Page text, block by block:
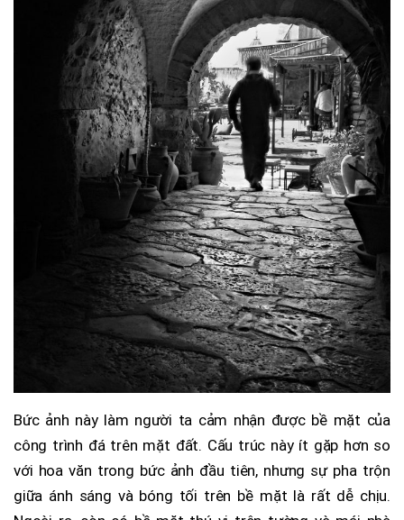
Bức ảnh này làm người ta cảm nhận được bề mặt của
công trình đá trên mặt đất. Cấu trúc này ít gặp hơn so
với hoa văn trong bức ảnh đầu tiên, nhưng sự pha trộn
giữa ánh sáng và bóng tối trên bề mặt là rất dễ chịu.